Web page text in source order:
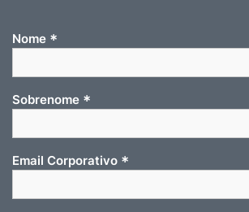
Nome *
Sobrenome *
Email Corporativo *